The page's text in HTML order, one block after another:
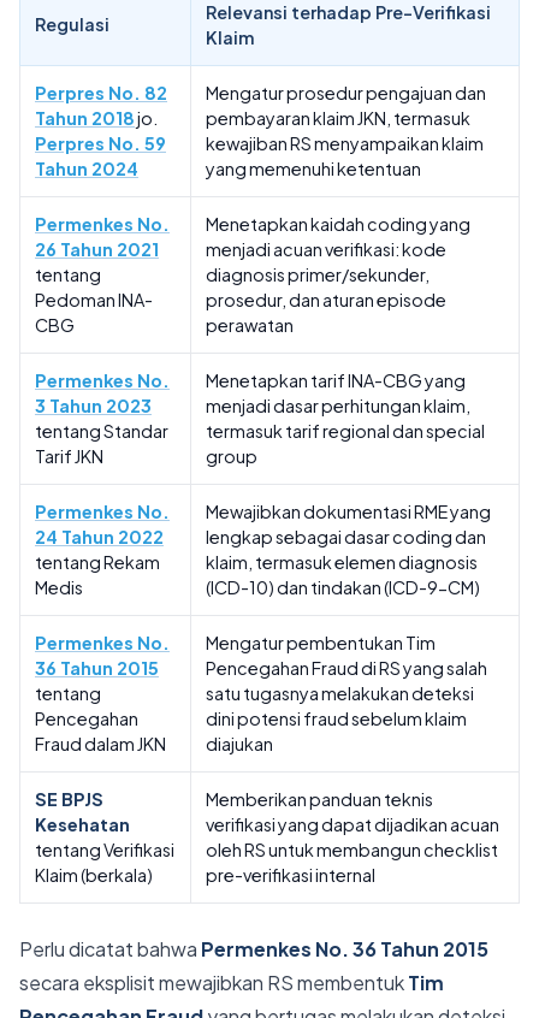
Regulasi
Relevansi terhadap Pre-Verifikasi
Klaim
Perpres No. 82
Tahun 2018jo.
Perpres No. 59
Tahun 2024
Mengatur prosedur pengajuan dan
pembayaran klaim JKN, termasuk
kewajiban RS menyampaikan klaim
yang memenuhi ketentuan
Permenkes No.
26 Tahun 2021
tentang
Pedoman INA-
CBG
Menetapkan kaidah coding yang
menjadi acuan verifikasi: kode
diagnosis primer/sekunder,
prosedur, dan aturan episode
perawatan
Permenkes No.
3 Tahun 2023
tentang Standar
Tarif JKN
Menetapkan tarif INA-CBG yang
menjadi dasar perhitungan klaim,
termasuk tarif regional dan special
group
Permenkes No.
24 Tahun 2022
tentang Rekam
Medis
Mewajibkan dokumentasi RME yang
lengkap sebagai dasar coding dan
klaim, termasuk elemen diagnosis
(ICD-10) dan tindakan (ICD-9-CM)
Permenkes No.
36 Tahun 2015
tentang
Pencegahan
Fraud dalam JKN
Mengatur pembentukan Tim
Pencegahan Fraud di RS yang salah
satu tugasnya melakukan deteksi
dini potensi fraud sebelum klaim
diajukan
SE BPJS
Kesehatan
tentang Verifikasi
Klaim (berkala)
Memberikan panduan teknis
verifikasi yang dapat dijadikan acuan
oleh RS untuk membangun checklist
pre-verifikasi internal
Perlu dicatat bahwa Permenkes No. 36 Tahun 2015
secara eksplisit mewajibkan RS membentukTim